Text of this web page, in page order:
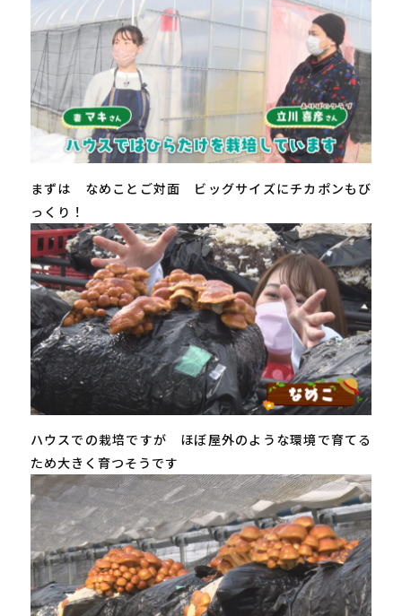
まずは なめことご対面 ビッグサイズにチカポンもび
っくり！
ハウスでの栽培ですが ほぼ屋外のような環境で育てる
ため大きく育つそうです